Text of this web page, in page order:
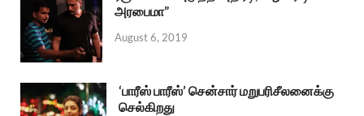
அரபைமா”
August 6, 2019
‘பாரீஸ் பாரீஸ்’ சென்சார் மறுபரிசீலனைக்கு
செல்கிறது